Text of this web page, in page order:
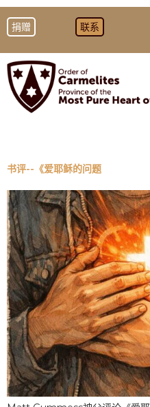
捐赠 联系
书评--《爱耶稣的问题